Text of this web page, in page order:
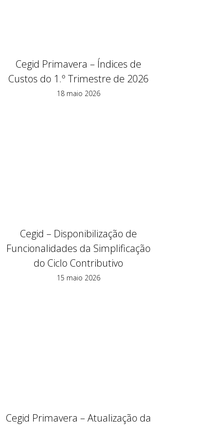
Cegid Primavera – Índices de
Custos do 1.º Trimestre de 2026
18 maio 2026
Cegid – Disponibilização de
Funcionalidades da Simplificação
do Ciclo Contributivo
15 maio 2026
Cegid Primavera – Atualização da